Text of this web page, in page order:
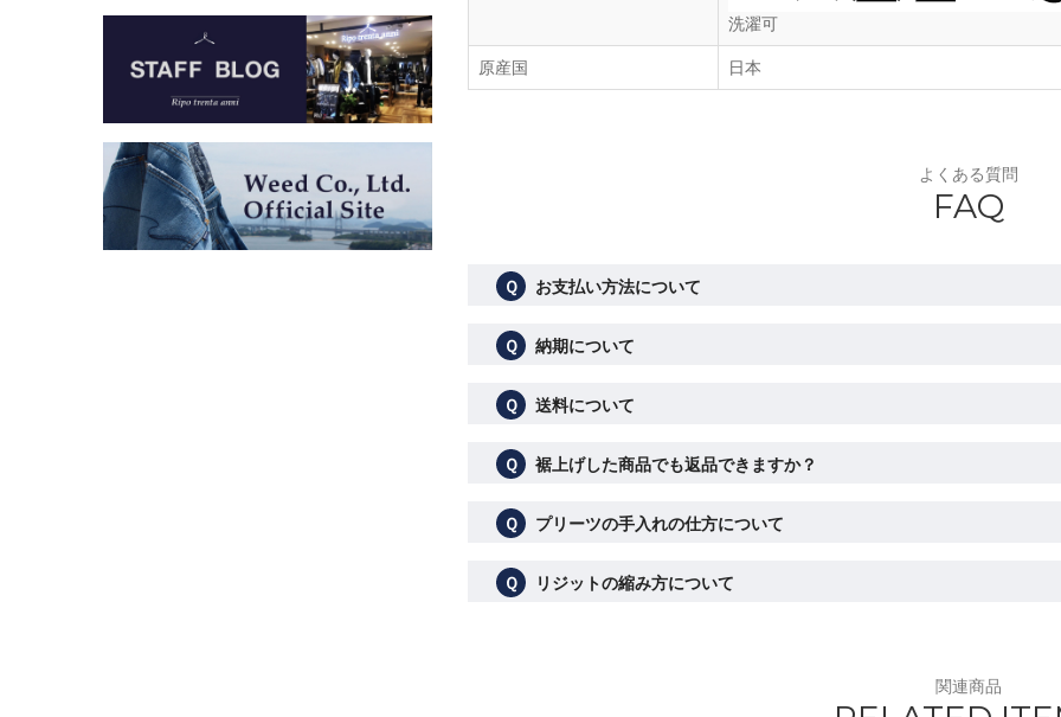
洗濯可
原産国 日本
よくある質問
FAQ
Ｑ お支払い方法について
Ｑ 納期について
Ｑ 送料について
Ｑ 裾上げした商品でも返品できますか？
Ｑ プリーツの手入れの仕方について
Ｑ リジットの縮み方について
関連商品